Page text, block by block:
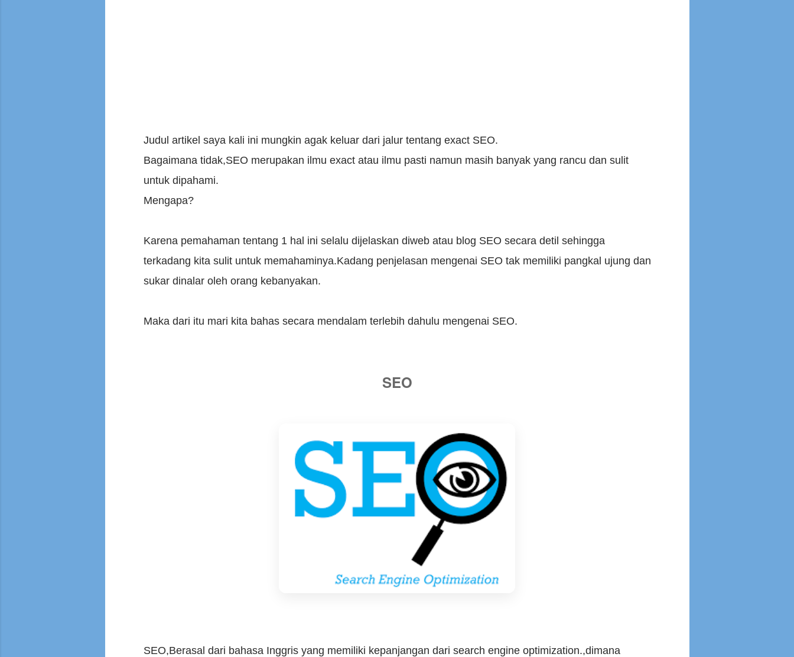
Judul artikel saya kali ini mungkin agak keluar dari jalur tentang exact SEO.
Bagaimana tidak,SEO merupakan ilmu exact atau ilmu pasti namun masih banyak yang rancu dan sulit
untuk dipahami.
Mengapa?
Karena pemahaman tentang 1 hal ini selalu dijelaskan diweb atau blog SEO secara detil sehingga
terkadang kita sulit untuk memahaminya.Kadang penjelasan mengenai SEO tak memiliki pangkal ujung dan
sukar dinalar oleh orang kebanyakan.
Maka dari itu mari kita bahas secara mendalam terlebih dahulu mengenai SEO.
SEO
SEO,Berasal dari bahasa Inggris yang memiliki kepanjangan dari search engine optimization.,dimana